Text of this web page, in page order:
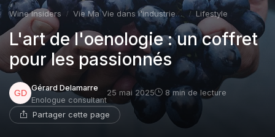
Wine Insiders Vie Ma Vie dans l'industrie du vin Lifestyle
L'art de l'oenologie : un coffret
pour les passionnés
Gérard Delamarre
Enologue consultant
25 mai 2025 8 min de lecture
Partager cette page